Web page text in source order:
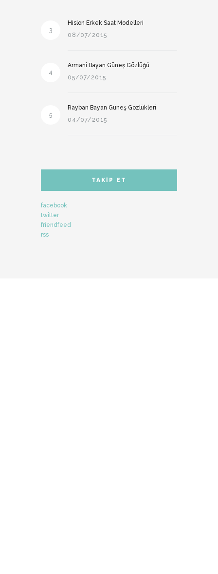
3
Hislon Erkek Saat Modelleri
08/07/2015
4
Armani Bayan Güneş Gözlüğü
05/07/2015
5
Rayban Bayan Güneş Gözlükleri
04/07/2015
TAKIP ET
facebook
twitter
friendfeed
rss